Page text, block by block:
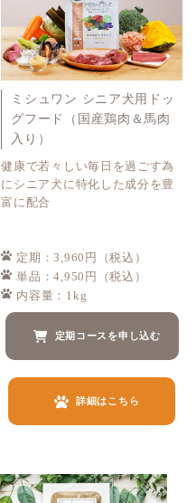
ミシュワン シニア犬用ドッ
グフード（国産鶏肉＆馬肉
入り）
健康で若々しい毎日を過ごす為
にシニア犬に特化した成分を豊
富に配合
定期：3,960円（税込）
単品：4,950円（税込）
内容量：1kg
定期コースを申し込む
詳細はこちら